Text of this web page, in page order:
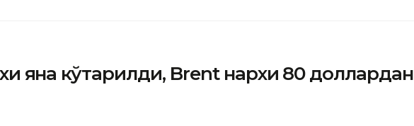
яна кўтарилди, Brent нархи 80 доллардан